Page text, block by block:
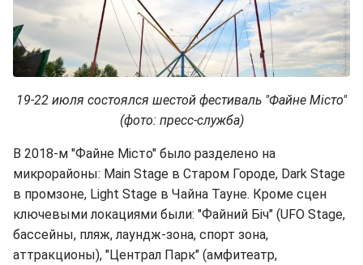
19-22 июля состоялся шестой фестиваль "Файне Місто"
(фото: пресс-служба)
В 2018-м "Файне Місто" было разделено на
микрорайоны: Main Stage в Старом Городе, Dark Stage
в промзоне, Light Stage в Чайна Тауне. Кроме сцен
ключевыми локациями были: "Файний Біч" (UFO Stage,
бассейны, пляж, лаундж-зона, спорт зона,
аттракционы), "Централ Парк" (амфитеатр,